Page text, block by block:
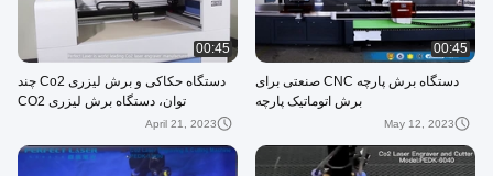
00:45
دستگاه برش پارچه CNC صنعتی برای
برش اتوماتیک پارچه
May 12, 2023
00:45
دستگاه حکاکی و برش لیزری Co2 چند
توان، دستگاه برش لیزری CO2
April 21, 2023